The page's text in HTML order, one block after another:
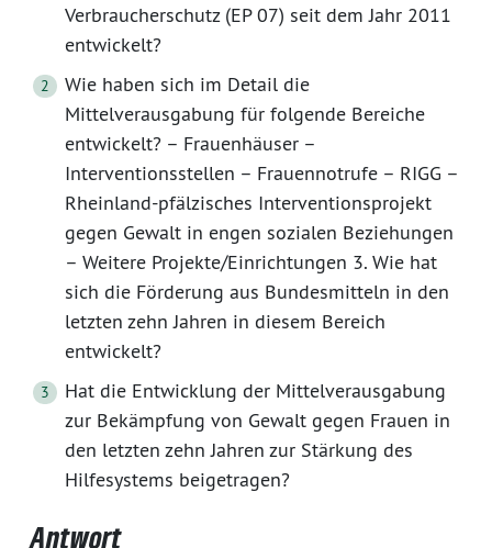
Verbraucherschutz (EP 07) seit dem Jahr 2011
entwickelt?
Wie haben sich im Detail die
Mittelverausgabung für folgende Bereiche
entwickelt? – Frauenhäuser –
Interventionsstellen – Frauennotrufe – RIGG –
Rheinland-pfälzisches Interventionsprojekt
gegen Gewalt in engen sozialen Beziehungen
– Weitere Projekte/Einrichtungen 3. Wie hat
sich die Förderung aus Bundesmitteln in den
letzten zehn Jahren in diesem Bereich
entwickelt?
Hat die Entwicklung der Mittelverausgabung
zur Bekämpfung von Gewalt gegen Frauen in
den letzten zehn Jahren zur Stärkung des
Hilfesystems beigetragen?
Antwort